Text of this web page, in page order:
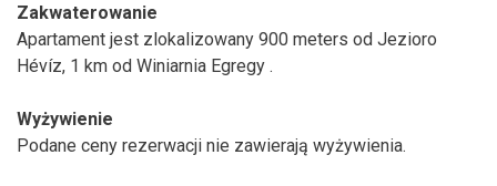
Zakwaterowanie
Apartament jest zlokalizowany 900 meters od Jezioro
Hévíz, 1 km od Winiarnia Egregy .
Wyżywienie
Podane ceny rezerwacji nie zawierają wyżywienia.